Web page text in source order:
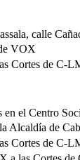
calle
VOX
Cortes de C-
en el Centro
Alcaldía de
Cortes de C-